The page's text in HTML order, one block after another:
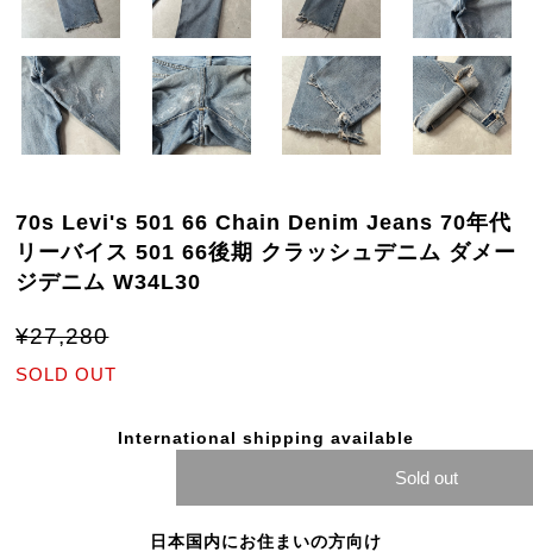
70s Levi's 501 66 Chain Denim Jeans 70年代
リーバイス 501 66後期 クラッシュデニム ダメー
ジデニム W34L30
¥27,280
SOLD OUT
International shipping available
Sold out
日本国内にお住まいの方向け